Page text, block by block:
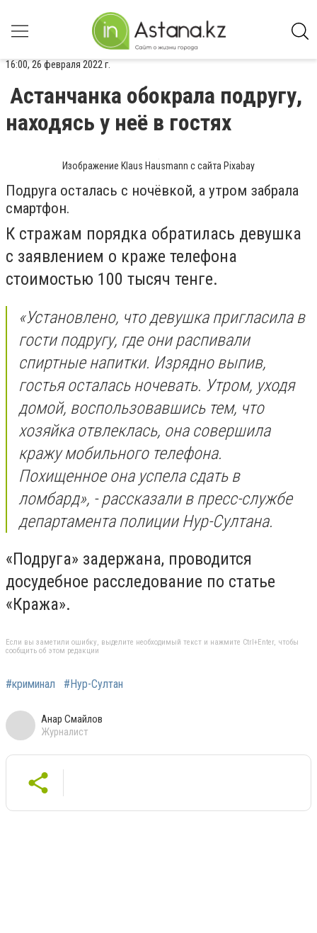
16:00, 26 февраля 2022 г.
Астанчанка обокрала подругу,
находясь у неё в гостях
Изображение Klaus Hausmann с сайта Pixabay
Подруга осталась с ночёвкой, а утром забрала
смартфон.
К стражам порядка обратилась девушка
с заявлением о краже телефона
стоимостью 100 тысяч тенге.
«Установлено, что девушка пригласила в
гости подругу, где они распивали
спиртные напитки. Изрядно выпив,
гостья осталась ночевать. Утром, уходя
домой, воспользовавшись тем, что
хозяйка отвлеклась, она совершила
кражу мобильного телефона.
Похищенное она успела сдать в
ломбард», - рассказали в пресс-службе
департамента полиции Нур-Султана.
«Подруга» задержана, проводится
досудебное расследование по статье
«Кража».
Если вы заметили ошибку, выделите необходимый текст и нажмите Ctrl+Enter, чтобы
сообщить об этом редакции
#криминал #Нур-Султан
Анар Смайлов
Журналист